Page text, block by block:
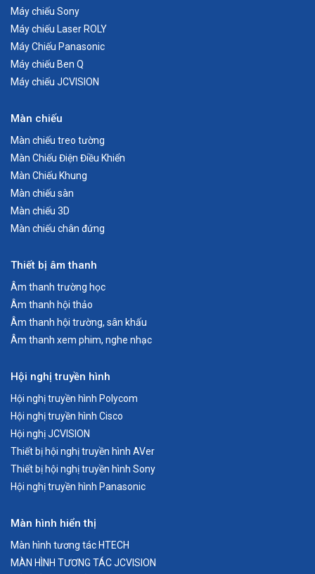
Máy chiếu Sony
Máy chiếu Laser ROLY
Máy Chiếu Panasonic
Máy chiếu Ben Q
Máy chiếu JCVISION
Màn chiếu
Màn chiếu treo tường
Màn Chiếu Điện Điều Khiển
Màn Chiếu Khung
Màn chiếu sàn
Màn chiếu 3D
Màn chiếu chân đứng
Thiết bị âm thanh
Âm thanh trường học
Âm thanh hội thảo
Âm thanh hội trường, sân khấu
Âm thanh xem phim, nghe nhạc
Hội nghị truyền hình
Hội nghị truyền hình Polycom
Hội nghị truyền hình Cisco
Hội nghị JCVISION
Thiết bị hội nghị truyền hình AVer
Thiết bị hội nghị truyền hình Sony
Hội nghị truyền hình Panasonic
Màn hình hiển thị
Màn hình tương tác HTECH
MÀN HÌNH TƯƠNG TÁC JCVISION